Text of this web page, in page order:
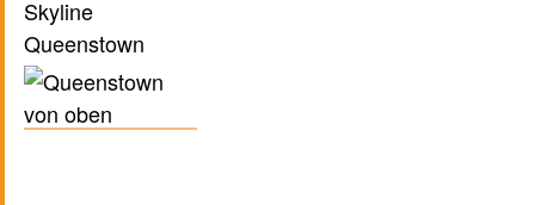
Skyline
Queenstown